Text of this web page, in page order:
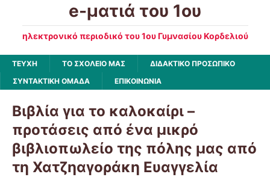
e-ματιά του 1ου
ηλεκτρονικό περιοδικό του 1ου Γυμνασίου Κορδελιού
ΤΕΥΧΗ ΤΟ ΣΧΟΛΕΙΟ ΜΑΣ
ΔΙΔΑΚΤΙΚΟ ΠΡΟΣΩΠΙΚΟ
ΣΥΝΤΑΚΤΙΚΗ ΟΜΑΔΑ
ΕΠΙΚΟΙΝΩΝΙΑ
Βιβλία για το καλοκαίρι –
προτάσεις από ένα μικρό
βιβλιοπωλείο της πόλης μας από
τη Χατζηαγοράκη Ευαγγελία